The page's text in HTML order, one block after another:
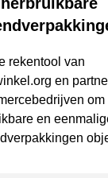
rekentool van
en
om
en